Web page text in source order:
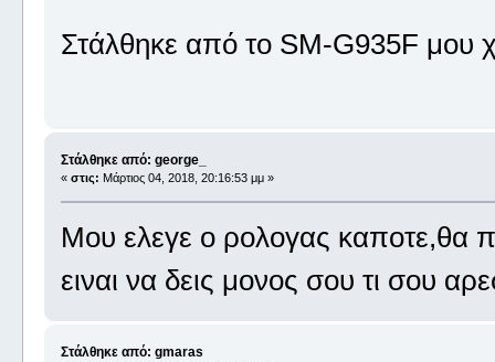
Στάλθηκε από το SM-G935F μου
Στάλθηκε από: george_
« στις: Μάρτιος 04, 2018, 20:16:53 μμ »
Μου ελεγε ο ρολογας καποτε,θα
ειναι να δεις μονος σου τι σου
Στάλθηκε από: gmaras